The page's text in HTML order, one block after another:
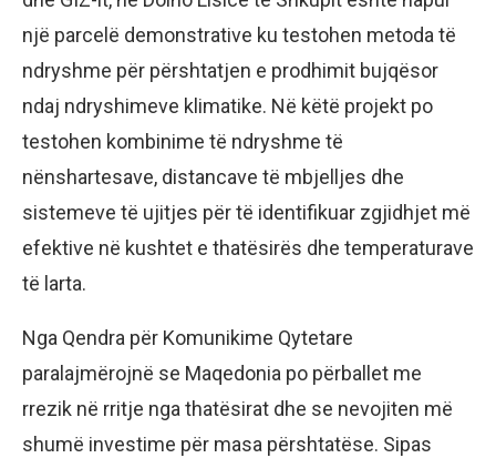
një parcelë demonstrative ku testohen metoda të
ndryshme për përshtatjen e prodhimit bujqësor
ndaj ndryshimeve klimatike. Në këtë projekt po
testohen kombinime të ndryshme të
nënshartesave, distancave të mbjelljes dhe
sistemeve të ujitjes për të identifikuar zgjidhjet më
efektive në kushtet e thatësirës dhe temperaturave
të larta.
Nga Qendra për Komunikime Qytetare
paralajmërojnë se Maqedonia po përballet me
rrezik në rritje nga thatësirat dhe se nevojiten më
shumë investime për masa përshtatëse. Sipas